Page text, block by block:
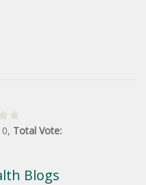
, Total Vote:
Blogs